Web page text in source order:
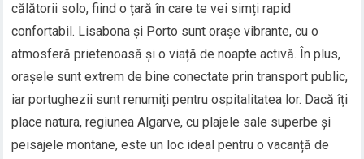
călătorii solo, fiind o țară în care te vei simți rapid
confortabil. Lisabona și Porto sunt orașe vibrante, cu o
atmosferă prietenoasă și o viață de noapte activă. În plus,
orașele sunt extrem de bine conectate prin transport public,
iar portughezii sunt renumiți pentru ospitalitatea lor. Dacă îți
place natura, regiunea Algarve, cu plajele sale superbe și
peisajele montane, este un loc ideal pentru o vacanță de